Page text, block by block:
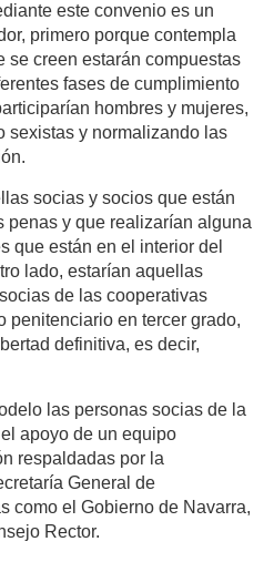
este convenio es un
primero porque contempla
se creen estarán compuestas
fases de cumplimiento
hombres y mujeres,
sexistas y normalizando las
socias y socios que están
penas y que realizarían alguna
que están en el interior del
lado, estarían aquellas
de las cooperativas
penitenciario en tercer grado,
definitiva, es decir,
las personas socias de la
apoyo de un equipo
respaldadas por la
General de
como el Gobierno de Navarra,
Rector.